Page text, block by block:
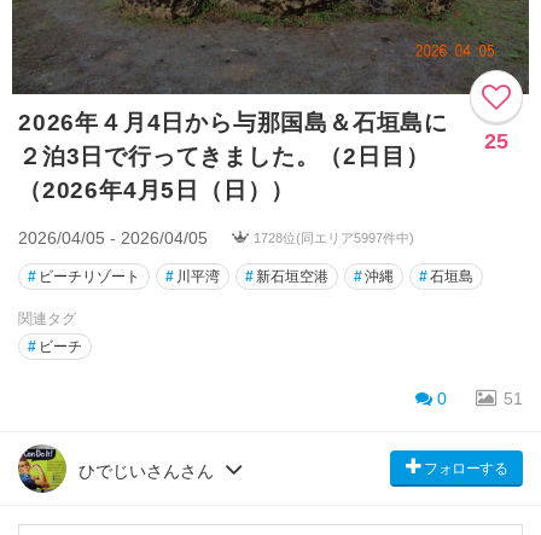
2026年４月4日から与那国島＆石垣島に
２泊3日で行ってきました。（2日目）
（2026年4月5日（日））
25
2026/04/05 - 2026/04/05 1728位(同エリア5997件中)
# ビーチリゾート # 川平湾 #新石垣空港 #沖縄 #石垣島
関連タグ
# ビーチ
0 51
ひでじいさんさん フォローする